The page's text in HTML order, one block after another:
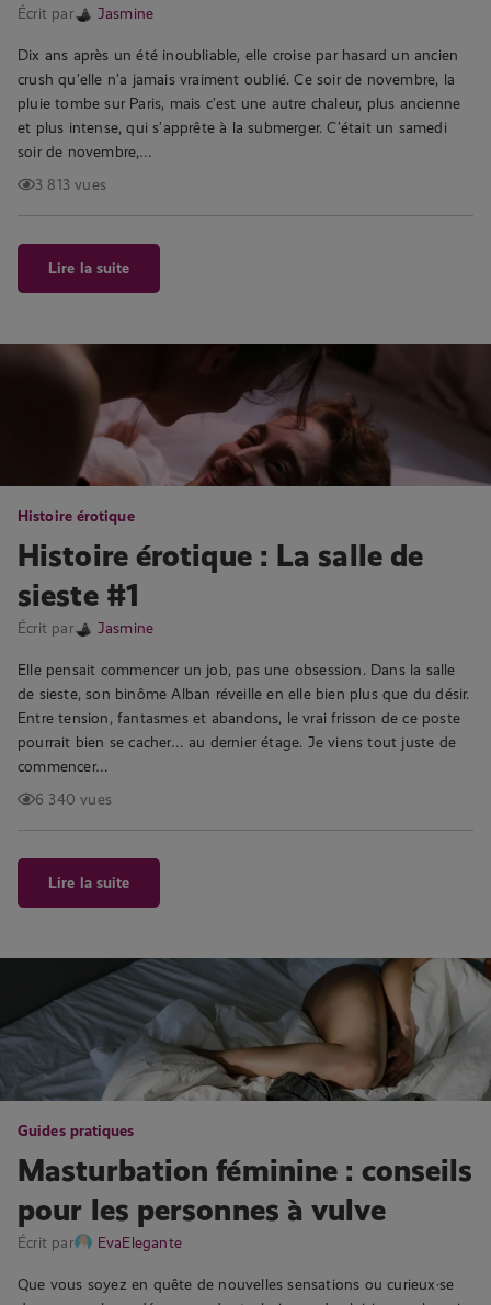
Écrit par Jasmine
Dix ans après un été inoubliable, elle croise par hasard un ancien
crush qu’elle n’a jamais vraiment oublié. Ce soir de novembre, la
pluie tombe sur Paris, mais c’est une autre chaleur, plus ancienne
et plus intense, qui s’apprête à la submerger. C’était un samedi
soir de novembre,…
3 813 vues
Lire la suite
Histoire érotique
Histoire érotique : La salle de
sieste #1
Écrit par Jasmine
Elle pensait commencer un job, pas une obsession. Dans la salle
de sieste, son binôme Alban réveille en elle bien plus que du désir.
Entre tension, fantasmes et abandons, le vrai frisson de ce poste
pourrait bien se cacher… au dernier étage. Je viens tout juste de
commencer…
6 340 vues
Lire la suite
Guides pratiques
Masturbation féminine : conseils
pour les personnes à vulve
Écrit par EvaElegante
Que vous soyez en quête de nouvelles sensations ou curieux·se